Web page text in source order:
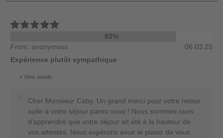
82%
From: anonymous
06.03.25
Expérience plutôt sympathique
View details
Cher Monsieur Caby, Un grand merci pour votre retour
suite à votre séjour parmi nous ! Nous sommes ravis
d'apprendre que votre séjour ait été à la hauteur de
vos attentes. Nous espérons avoir le plaisir de vous